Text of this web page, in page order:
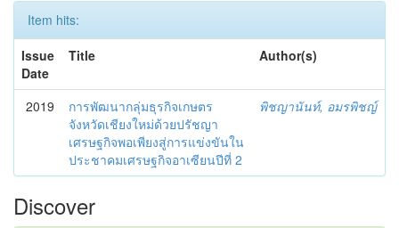
Item hits:
Issue
Date
Title Author(s)
2019
การพัฒนากลุ่มธุรกิจเกษตร
จังหวัดเชียงใหม่ด้วยปรัชญา
เศรษฐกิจพอเพียงสู่การแข่งขันใน
ประชาคมเศรษฐกิจอาเซียนปีที่ 2
พิชญานันท์, อมรพิชญ์
Discover